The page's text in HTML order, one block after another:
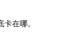
在哪。